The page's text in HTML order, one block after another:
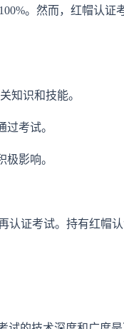
。然而，红帽认证
知识和技能。
考试。
影响。
认证考试。持有红帽